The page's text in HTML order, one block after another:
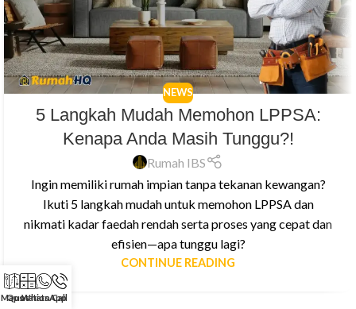
NEWS
5 Langkah Mudah Memohon LPPSA:
Kenapa Anda Masih Tunggu?!
Rumah IBS
Ingin memiliki rumah impian tanpa tekanan kewangan?
Ikuti 5 langkah mudah untuk memohon LPPSA dan
nikmati kadar faedah rendah serta proses yang cepat dan
efisien—apa tunggu lagi?
CONTINUE READING
Maps
Quotation
WhatsApp
Call